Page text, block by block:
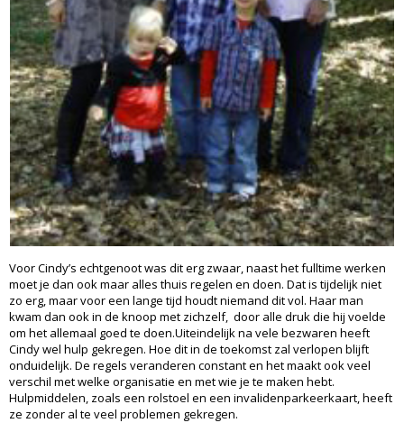
Voor Cindy’s echtgenoot was dit erg zwaar, naast het fulltime werken
moet je dan ook maar alles thuis regelen en doen. Dat is tijdelijk niet
zo erg, maar voor een lange tijd houdt niemand dit vol. Haar man
kwam dan ook in de knoop met zichzelf, door alle druk die hij voelde
om het allemaal goed te doen.Uiteindelijk na vele bezwaren heeft
Cindy wel hulp gekregen. Hoe dit in de toekomst zal verlopen blijft
onduidelijk. De regels veranderen constant en het maakt ook veel
verschil met welke organisatie en met wie je te maken hebt.
Hulpmiddelen, zoals een rolstoel en een invalidenparkeerkaart, heeft
ze zonder al te veel problemen gekregen.